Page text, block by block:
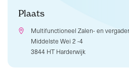
Plaats
Multifunctioneel Zalen- en
Middelste Wei 2 -4
3844 HT Harderwijk